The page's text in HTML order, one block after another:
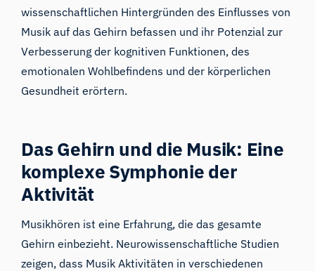
wissenschaftlichen Hintergründen des Einflusses von
Musik auf das Gehirn befassen und ihr Potenzial zur
Verbesserung der kognitiven Funktionen, des
emotionalen Wohlbefindens und der körperlichen
Gesundheit erörtern.
Das Gehirn und die Musik: Eine
komplexe Symphonie der
Aktivität
Musikhören ist eine Erfahrung, die das gesamte
Gehirn einbezieht. Neurowissenschaftliche Studien
zeigen, dass Musik Aktivitäten in verschiedenen